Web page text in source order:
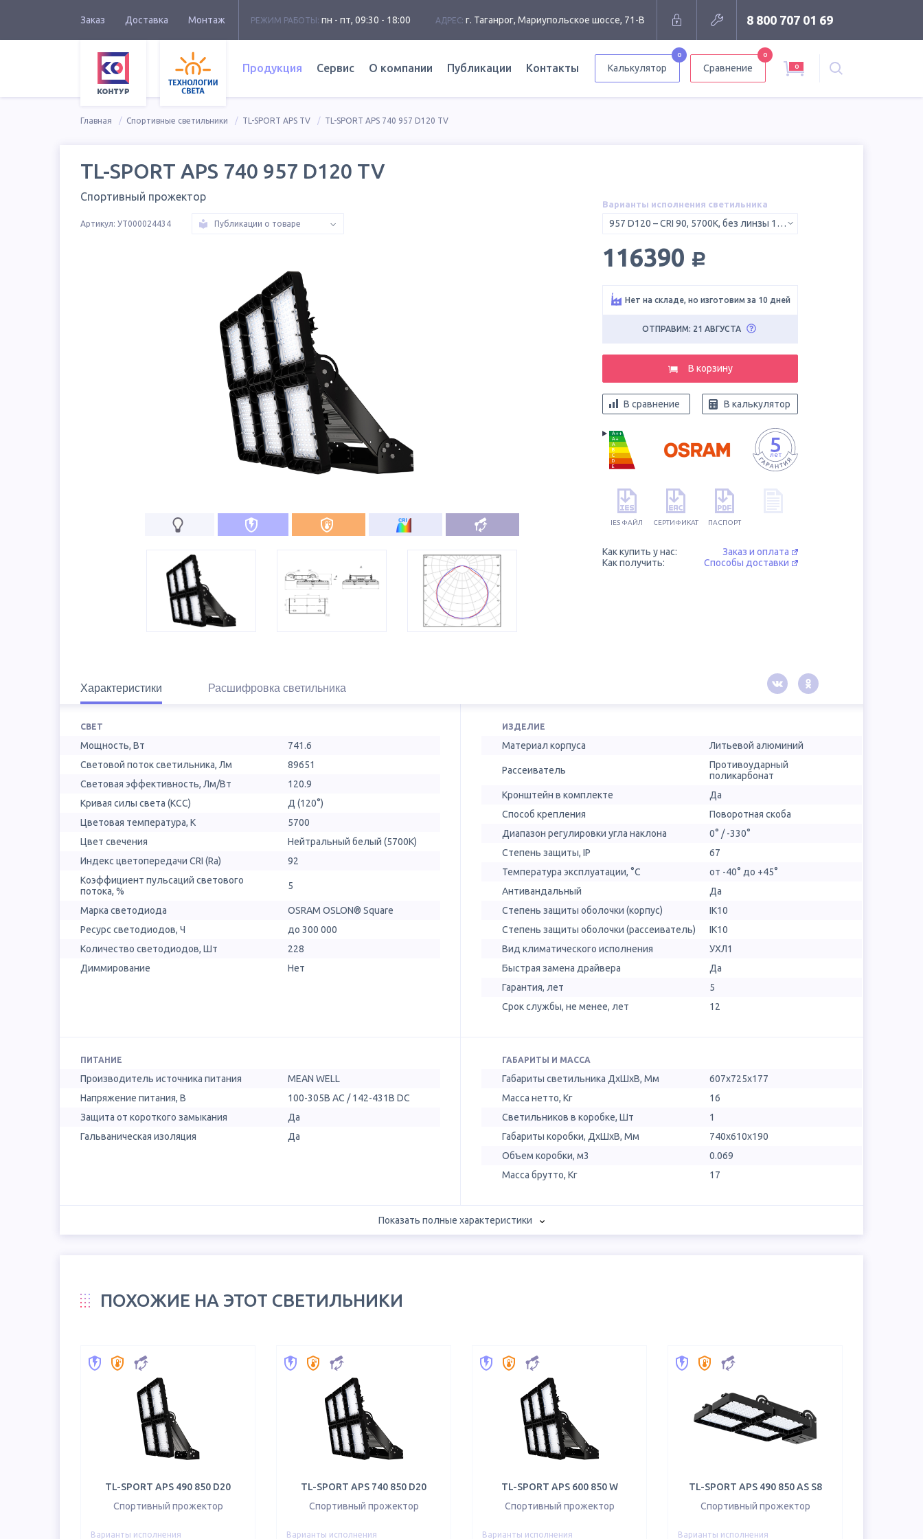
Заказ Доставка Монтаж РЕЖИМ РАБОТЫ: пн - пт, 09:30 - 18:00 АДРЕС: г. Таганрог, Мариупольское шоссе, 71-В 8 800 707 01 69
Продукция Сервис О компании Публикации Контакты Калькулятор
0
Сравнение
0
0
Главная Спортивные светильники TL-SPORT APS TV TL-SPORT APS 740 957 D120 TV
TL-SPORT APS 740 957 D120 TV
Спортивный прожектор
Артикул: УТ000024434 Публикации о товаре
Варианты исполнения светильника
957 D120 – CRI 90, 5700K, без линзы 120°
116390 руб.
Нет на складе, но изготовим за 10 дней
ОТПРАВИМ: 21 АВГУСТА
В корзину
В сравнение В калькулятор
A++
A+
A
B
C
D
E
IES ФАЙЛ СЕРТИФИКАТ ПАСПОРТ
Как купить у нас:
Заказ и оплата
Как получить:
Способы доставки
Характеристики Расшифровка светильника
СВЕТ
Мощность, Вт
741.6
Световой поток светильника, Лм
89651
Световая эффективность, Лм/Вт
120.9
Кривая силы света (КСС)
Д (120°)
Цветовая температура, К
5700
Цвет свечения
Нейтральный белый (5700К)
Индекс цветопередачи CRI (Ra)
92
Коэффициент пульсаций светового
потока, %
5
Марка светодиода
OSRAM OSLON® Square
Ресурс светодиодов, Ч
до 300 000
Количество светодиодов, Шт
228
Диммирование
Нет
ИЗДЕЛИЕ
Материал корпуса Литьевой алюминий
Рассеиватель
Противоударный
поликарбонат
Кронштейн в комплекте
Да
Способ крепления
Поворотная скоба
Диапазон регулировки угла наклона
0° / -330°
Степень защиты, IP
67
Температура эксплуатации, °С
от -40° до +45°
Антивандальный
Да
Степень защиты оболочки (корпус)
IK10
Степень защиты оболочки (рассеиватель)
IK10
Вид климатического исполнения
УХЛ1
Быстрая замена драйвера
Да
Гарантия, лет
5
Срок службы, не менее, лет
12
ПИТАНИЕ
Производитель источника питания
MEAN WELL
Напряжение питания, В
100-305В AC / 142-431В DC
Защита от короткого замыкания
Да
Гальваническая изоляция
Да
ГАБАРИТЫ И МАССА
Габариты светильника ДхШхВ, Мм
607х725х177
Масса нетто, Кг
16
Светильников в коробке, Шт
1
Габариты коробки, ДхШхВ, Мм
740x610x190
Объем коробки, м3
0.069
Масса брутто, Кг
17
Показать полные характеристики
ПОХОЖИЕ НА ЭТОТ СВЕТИЛЬНИКИ
TL-SPORT APS 490 850 D20
Спортивный прожектор
Варианты исполнения
TL-SPORT APS 740 850 D20
Спортивный прожектор
Варианты исполнения
TL-SPORT APS 600 850 W
Спортивный прожектор
Варианты исполнения
TL-SPORT APS 490 850 AS S8
Спортивный прожектор
Варианты исполнения